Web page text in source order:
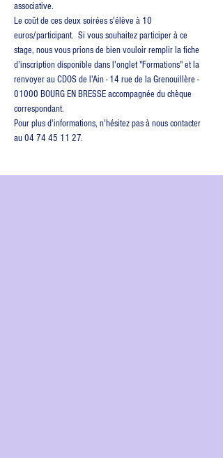
associative.
Le coût de ces deux soirées s'élève à 10
euros/participant.  Si vous souhaitez participer à ce
stage, nous vous prions de bien vouloir remplir la fiche
d'inscription disponible dans l'onglet "Formations" et la
renvoyer au CDOS de l'Ain - 14 rue de la Grenouillère -
01000 BOURG EN BRESSE accompagnée du chèque
correspondant.
Pour plus d'informations, n'hésitez pas à nous contacter
au 04 74 45 11 27.